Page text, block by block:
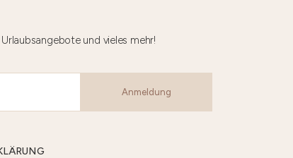
und vieles mehr!
Anmeldung